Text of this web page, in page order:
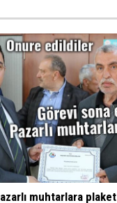
muhtarlara plaket